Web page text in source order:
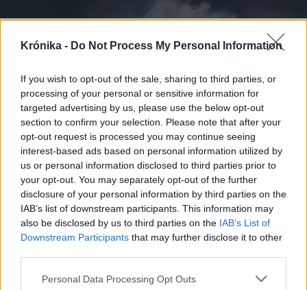
Krónika - Do Not Process My Personal Information
If you wish to opt-out of the sale, sharing to third parties, or
processing of your personal or sensitive information for
targeted advertising by us, please use the below opt-out
section to confirm your selection. Please note that after your
opt-out request is processed you may continue seeing
interest-based ads based on personal information utilized by
us or personal information disclosed to third parties prior to
your opt-out. You may separately opt-out of the further
disclosure of your personal information by third parties on the
IAB’s list of downstream participants. This information may
also be disclosed by us to third parties on the IAB’s List of
Downstream Participants that may further disclose it to other
Personal Data Processing Opt Outs
2023. szeptember 21., csütörtök
Gázrobbanás: a prefektus szerint
nem az előírt mélységben
helyezték el a gázvezetéket,
emberi mulasztás okozta a
tragédiát